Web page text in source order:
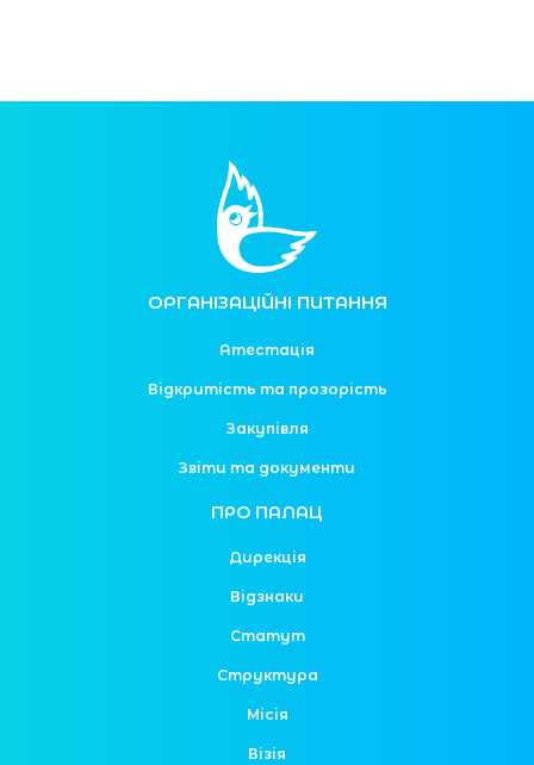
ОРГАНІЗАЦІЙНІ ПИТАННЯ
Атестація
Відкритість та прозорість
Закупівля
Звіти та документи
ПРО ПАЛАЦ
Дирекція
Відзнаки
Статут
Структура
Місія
Візія